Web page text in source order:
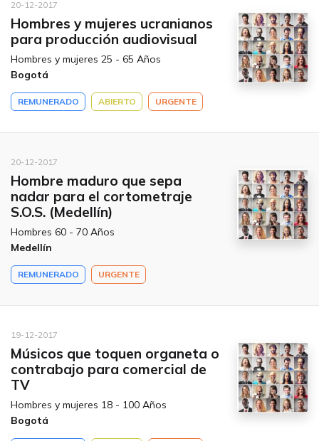
20-12-2017
Hombres y mujeres ucranianos
para producción audiovisual
Hombres y mujeres 25 - 65 Años
Bogotá
REMUNERADO ABIERTO URGENTE
20-12-2017
Hombre maduro que sepa
nadar para el cortometraje
S.O.S. (Medellín)
Hombres 60 - 70 Años
Medellín
REMUNERADO URGENTE
19-12-2017
Músicos que toquen organeta o
contrabajo para comercial de
TV
Hombres y mujeres 18 - 100 Años
Bogotá